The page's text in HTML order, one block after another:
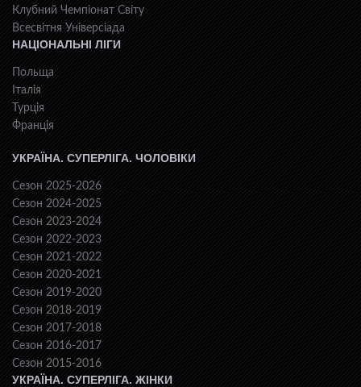
Клубний Чемпіонат Світу
Всесвiтня Унiверсiaда
НАЦІОНАЛЬНІ ЛІГИ
Польща
Італія
Турція
Франція
УКРАЇНА. СУПЕРЛІГА. ЧОЛОВІКИ
Сезон 2025-2026
Сезон 2024-2025
Сезон 2023-2024
Сезон 2022-2023
Сезон 2021-2022
Сезон 2020-2021
Сезон 2019-2020
Сезон 2018-2019
Сезон 2017-2018
Сезон 2016-2017
Сезон 2015-2016
УКРАЇНА. СУПЕРЛІГА. ЖІНКИ